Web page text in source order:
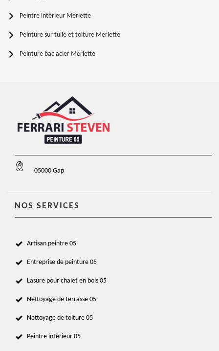
Peintre intérieur Merlette
Peinture sur tuile et toiture Merlette
Peinture bac acier Merlette
05000 Gap
NOS SERVICES
Artisan peintre 05
Entreprise de peinture 05
Lasure pour chalet en bois 05
Nettoyage de terrasse 05
Nettoyage de toiture 05
Peintre intérieur 05